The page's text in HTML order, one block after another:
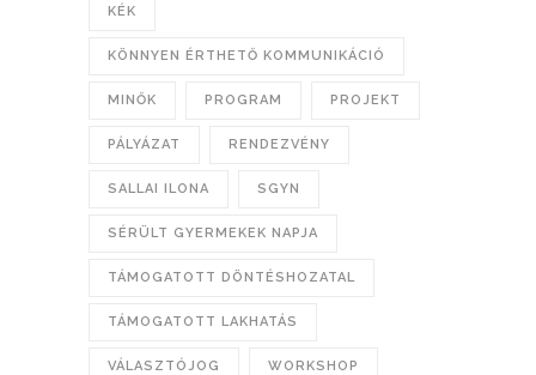
KÉK
KÖNNYEN ÉRTHETŐ KOMMUNIKÁCIÓ
MINŐK PROGRAM PROJEKT
PÁLYÁZAT RENDEZVÉNY
SALLAI ILONA SGYN
SÉRÜLT GYERMEKEK NAPJA
TÁMOGATOTT DÖNTÉSHOZATAL
TÁMOGATOTT LAKHATÁS
VÁLASZTÓJOG WORKSHOP